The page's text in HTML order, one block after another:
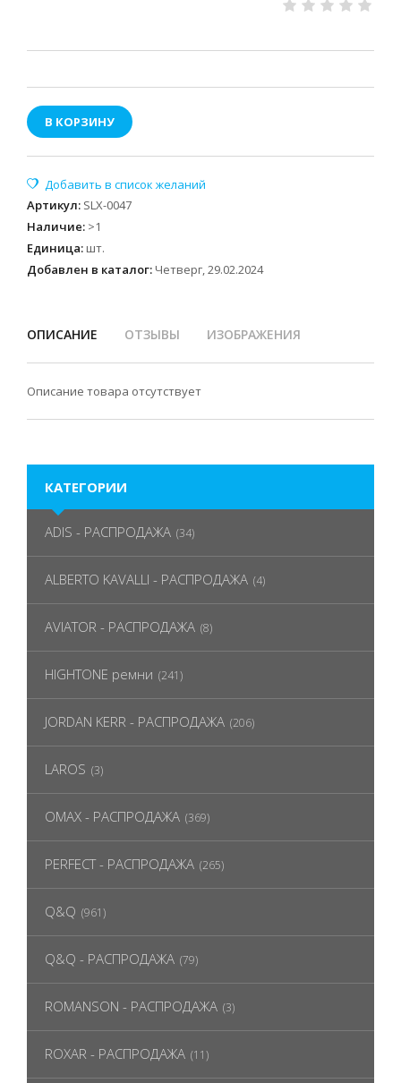
В КОРЗИНУ
Артикул: SLX-0047
Наличие: >1
Единица: шт.
Добавлен в каталог: Четверг, 29.02.2024
ОПИСАНИЕ ОТЗЫВЫ ИЗОБРАЖЕНИЯ
Описание товара отсутствует
КАТЕГОРИИ
ADIS - РАСПРОДАЖА (34)
ALBERTO KAVALLI - РАСПРОДАЖА (4)
AVIATOR - РАСПРОДАЖА (8)
HIGHTONE ремни (241)
JORDAN KERR - РАСПРОДАЖА (206)
LAROS (3)
OMAX - РАСПРОДАЖА (369)
PERFECT - РАСПРОДАЖА (265)
Q&Q (961)
Q&Q - РАСПРОДАЖА (79)
ROMANSON - РАСПРОДАЖА (3)
ROXAR - РАСПРОДАЖА (11)